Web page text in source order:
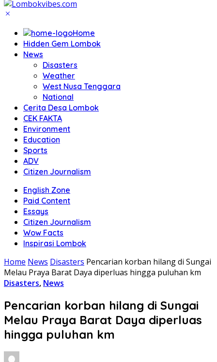
Home
Hidden Gem Lombok
News
Disasters
Weather
West Nusa Tenggara
National
Cerita Desa Lombok
CEK FAKTA
Environment
Education
Sports
ADV
Citizen Journalism
English Zone
Paid Content
Essays
Citizen Journalism
Wow Facts
Inspirasi Lombok
Home News Disasters Pencarian korban hilang di Sungai
Melau Praya Barat Daya diperluas hingga puluhan km
Disasters, News
Pencarian korban hilang di Sungai
Melau Praya Barat Daya diperluas
hingga puluhan km